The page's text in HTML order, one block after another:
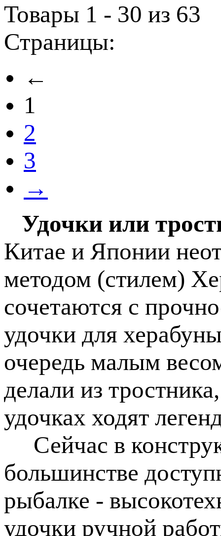
Товары 1 - 30 из 63
Страницы:
←
1
2
3
→
Удочки или
Китае и Японии
методом (стилем)
сочетаются с
удочки для
очередь малым
делали из
удочках ходят
Сейчас в
большинстве
рыбалке -
удочки ручной